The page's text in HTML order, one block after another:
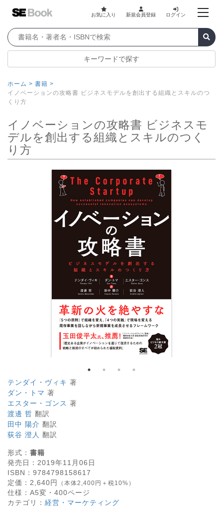
お気に入り 新規会員登録 ログイン
キーワードで探す
ホーム > 書籍 >
イノベーションの攻略書 ビジネスモデルを創出する組織とスキルのつ
くり方
イノベーションの攻略書 ビジネスモ
デルを創出する組織とスキルのつく
り方
テンダイ・ヴィキ 著
ダン・トマ 著
エスター・ゴンス 著
渡邊 哲 翻訳
田中 陽介 翻訳
荻谷 澄人 翻訳
形式： 書籍
発売日： 2019年11月06日
ISBN： 9784798158617
定価： 2,640円 （本体2,400円＋税10%）
仕様： A5変・ 400ページ
カテゴリ： 経営・マーケティング